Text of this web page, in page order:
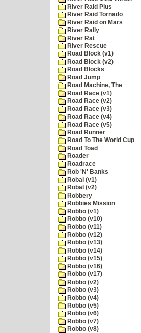
River Raid Plus
River Raid Tornado
River Raid on Mars
River Rally
River Rat
River Rescue
Road Block (v1)
Road Block (v2)
Road Blocks
Road Jump
Road Machine, The
Road Race (v1)
Road Race (v2)
Road Race (v3)
Road Race (v4)
Road Race (v5)
Road Runner
Road To The World Cup
Road Toad
Roader
Roadrace
Rob 'N' Banks
Robal (v1)
Robal (v2)
Robbery
Robbies Mission
Robbo (v1)
Robbo (v10)
Robbo (v11)
Robbo (v12)
Robbo (v13)
Robbo (v14)
Robbo (v15)
Robbo (v16)
Robbo (v17)
Robbo (v2)
Robbo (v3)
Robbo (v4)
Robbo (v5)
Robbo (v6)
Robbo (v7)
Robbo (v8)